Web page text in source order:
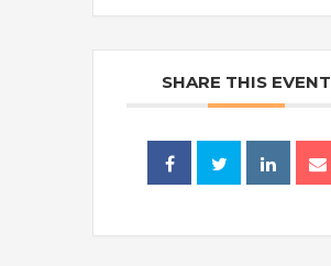
SHARE THIS EVENT